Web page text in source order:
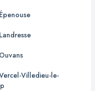
Épenouse
Landresse
Ouvans
Villedieu-le-